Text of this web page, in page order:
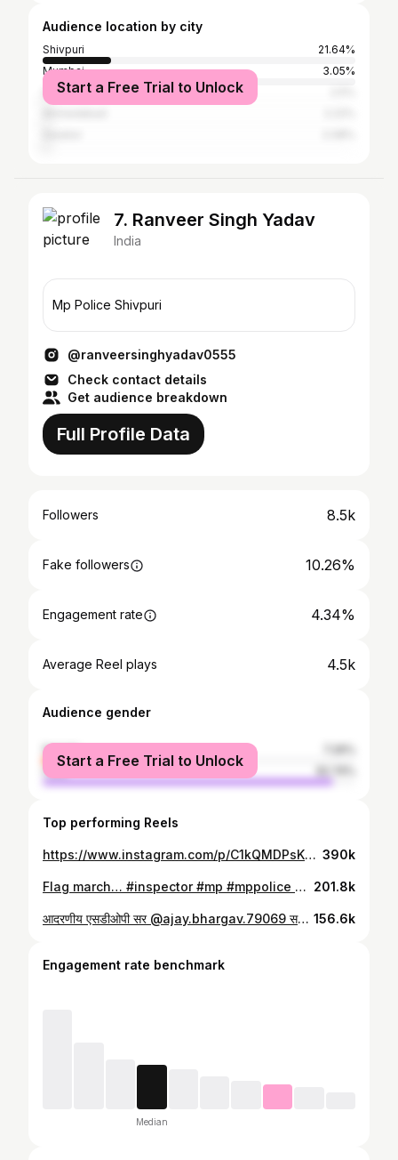
Audience location by city
Shivpuri
21.64%
Mumbai
3.05%
Surat
Start a Free Trial to Unlock
7. Ranveer Singh Yadav
India
Mp Police Shivpuri
@ranveersinghyadav0555
Check contact details
Get audience breakdown
Full Profile Data
Followers 8.5k
Fake followers 10.26%
Engagement rate 4.34%
Average Reel plays 4.5k
Audience gender
female
male
Start a Free Trial to Unlock
Top performing Reels
https://www.instagram.com/p/C1kQMDPsKFN/ 390k
Flag march… #inspector #mp #mppolice #wardi #khaki #khakilover #trendingreels #trendingsongs #trendingnow #trending #nature #freetime #rajpoot #bold #chasma #lover #instagood #reelsinstagram #reels #inspectorrajnisingh #reelsvideo #reelsindia #reelsviral #childish #cutnessoverload #dabang3 #reelsinstagram 201.8k
आदरणीय एसडीओपी सर @ajay.bhargav.79069 सर की विदाई .. 156.6k
Engagement rate benchmark
Median